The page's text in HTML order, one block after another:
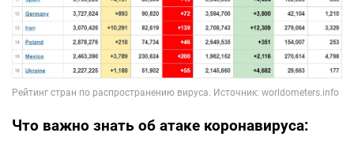
Что важно знать об атаке коронавируса: